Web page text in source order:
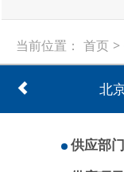
当前位置： 首页 >
北
供应部